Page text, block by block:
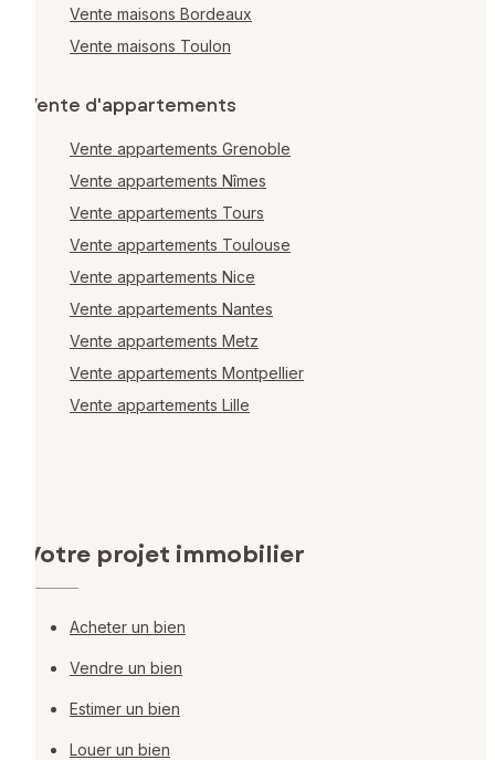
Vente maisons Bordeaux
Vente maisons Toulon
Vente d'appartements
Vente appartements Grenoble
Vente appartements Nîmes
Vente appartements Tours
Vente appartements Toulouse
Vente appartements Nice
Vente appartements Nantes
Vente appartements Metz
Vente appartements Montpellier
Vente appartements Lille
Votre projet immobilier
Acheter un bien
Vendre un bien
Estimer un bien
Louer un bien